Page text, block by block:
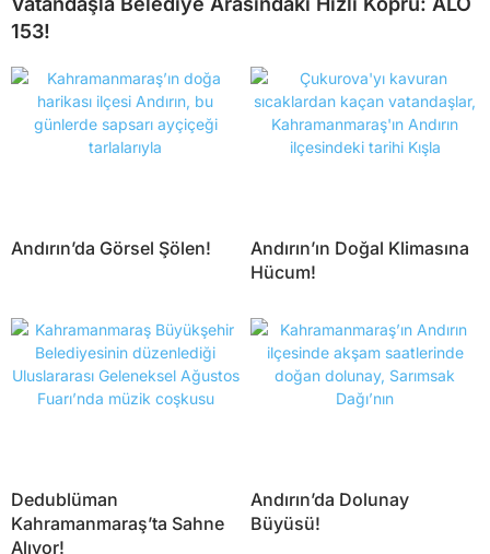
153!
Andırın’da Görsel Şölen!
Andırın’ın Doğal Klimasına
Hücum!
Dedublüman
Kahramanmaraş’ta Sahne
Alıyor!
Andırın’da Dolunay
Büyüsü!